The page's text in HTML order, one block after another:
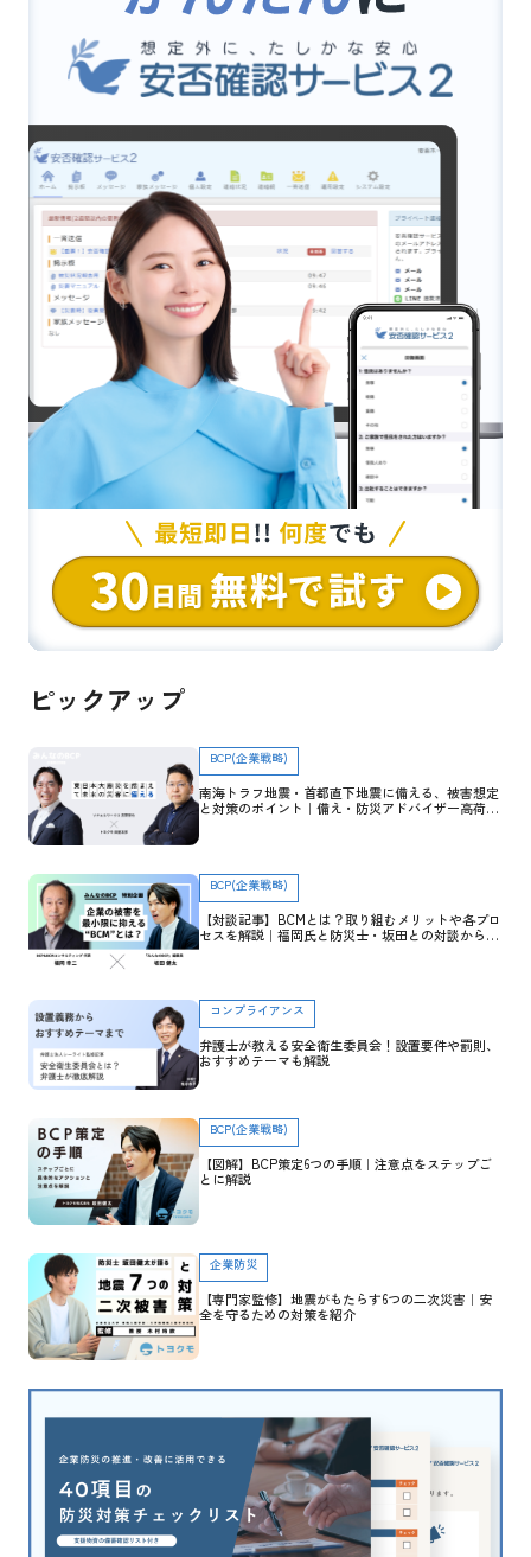
ピックアップ
BCP(企業戦略)
南海トラフ地震・首都直下地震に備える、被害想定
と対策のポイント｜備え・防災アドバイザー高荷智
BCP(企業戦略)
【対談記事】BCMとは？取り組むメリットや各プロ
セスを解説｜福岡氏と防災士・坂田との対談から学
コンプライアンス
弁護士が教える安全衛生委員会！設置要件や罰則、
おすすめテーマも解説
BCP(企業戦略)
【図解】BCP策定6つの手順｜注意点をステップご
とに解説
企業防災
【専門家監修】地震がもたらす6つの二次災害｜安
全を守るための対策を紹介